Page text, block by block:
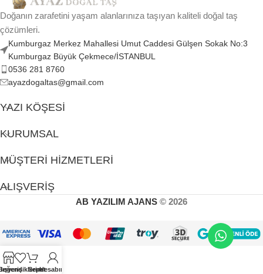
Doğanın zarafetini yaşam alanlarınıza taşıyan kaliteli doğal taş
çözümleri.
Kumburgaz Merkez Mahallesi Umut Caddesi Gülşen Sokak No:3
Kumburgaz Büyük Çekmece/İSTANBUL
0536 281 8760
ayazdogaltas@gmail.com
YAZI KÖŞESI
KURUMSAL
MÜŞTERI HIZMETLERI
ALIŞVERIŞ
AB YAZILIM AJANS © 2026
SepetHesabım